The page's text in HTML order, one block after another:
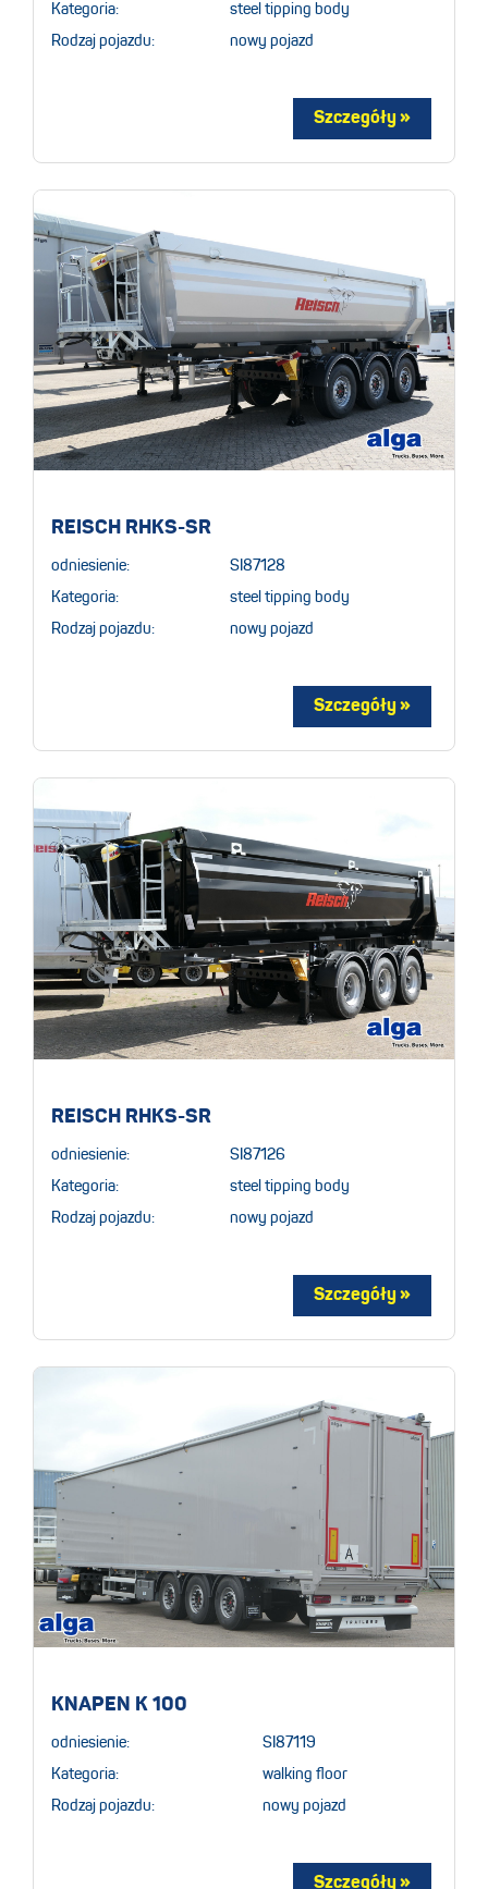
Kategoria: steel tipping body
Rodzaj pojazdu: nowy pojazd
REISCH RHKS-SR
odniesienie: SI87128
Kategoria: steel tipping body
Rodzaj pojazdu: nowy pojazd
REISCH RHKS-SR
odniesienie: SI87126
Kategoria: steel tipping body
Rodzaj pojazdu: nowy pojazd
KNAPEN K 100
odniesienie: SI87119
Kategoria: walking floor
Rodzaj pojazdu: nowy pojazd